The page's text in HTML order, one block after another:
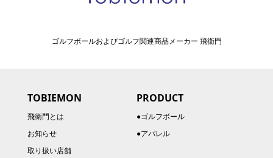
ゴルフボールおよびゴルフ関連商品メーカー 飛衛門
TOBIEMON
飛衛門とは
お知らせ
取り扱い店舗
PRODUCT
●ゴルフボール
●アパレル